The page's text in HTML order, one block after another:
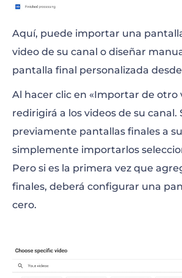
Aquí, puede importar una
video de su canal o diseñar
pantalla final personalizada
Al hacer clic en «Importar de otro
redirigirá a los videos de su canal.
previamente pantallas finales a
simplemente importarlos
Pero si es la primera vez que
finales, deberá configurar una
cero.